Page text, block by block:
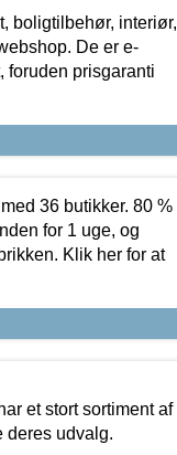
boligtilbehør, interiør,
De er e-
foruden prisgaranti
36 butikker. 80 %
for 1 uge, og
Klik her for at
et stort sortiment af
deres udvalg.